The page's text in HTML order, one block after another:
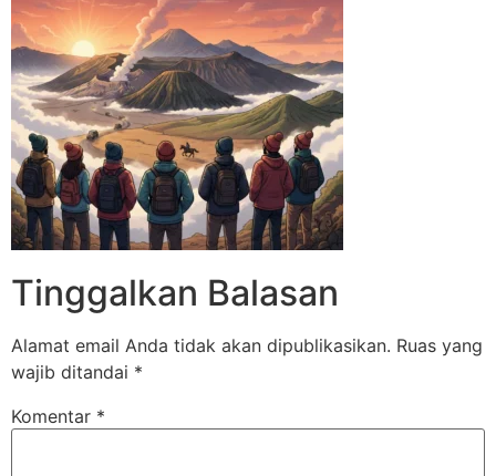
Tinggalkan Balasan
Alamat email Anda tidak akan dipublikasikan. Ruas yang
wajib ditandai *
Komentar *